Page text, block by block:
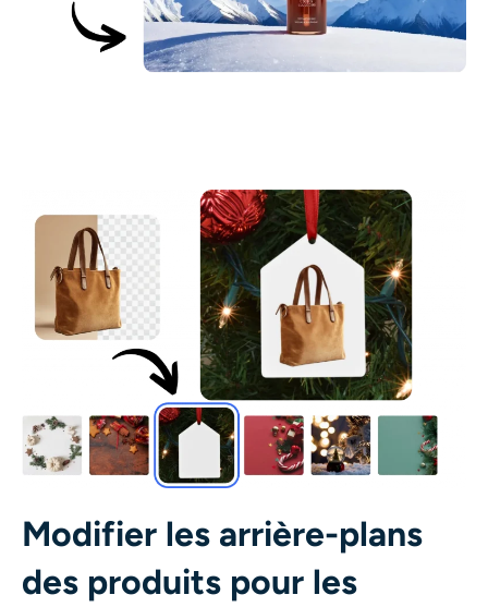
Modifier les arrière-plans
des produits pour les